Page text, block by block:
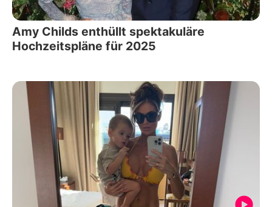
Amy Childs enthüllt spektakuläre
Hochzeitspläne für 2025